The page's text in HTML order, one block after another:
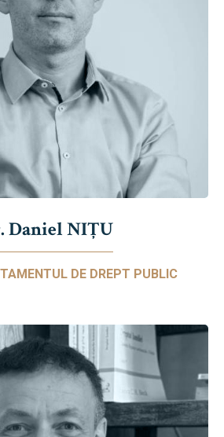
Daniel NIŢU
DE DREPT PUBLIC